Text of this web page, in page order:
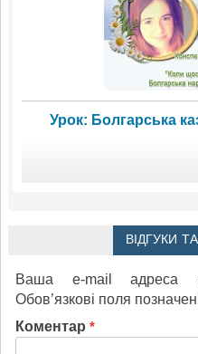
Урок: Болгарська
ВІДГУКИ
Ваша e-mail адреса
Обов’язкові поля
Коментар *